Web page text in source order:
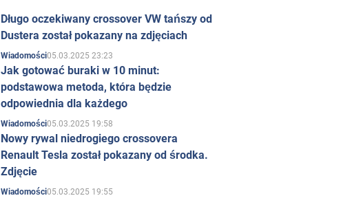
Długo oczekiwany crossover VW tańszy od
Dustera został pokazany na zdjęciach
Wiadomości05.03.2025 23:23
Jak gotować buraki w 10 minut:
podstawowa metoda, która będzie
odpowiednia dla każdego
Wiadomości05.03.2025 19:58
Nowy rywal niedrogiego crossovera
Renault Tesla został pokazany od środka.
Zdjęcie
Wiadomości05.03.2025 19:55